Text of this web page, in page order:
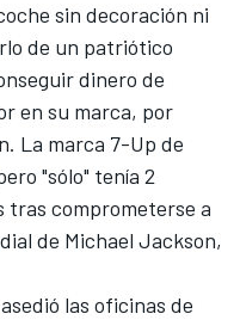
sin decoración ni
de un patriótico
dinero de
en su marca, por
La marca 7-Up de
"sólo" tenía 2
tras comprometerse a
de Michael Jackson,
las oficinas de